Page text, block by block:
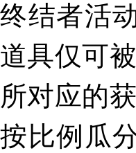
终结者活
道具仅可
所对应的
按比例瓜